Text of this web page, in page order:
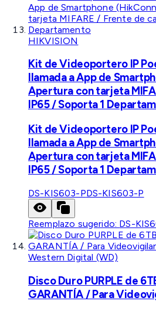
HIKVISION
Kit de Videoportero IP
llamada a App de
Apertura con tarjeta
IP65 / Soporta 1
Kit de Videoportero IP
llamada a App de
Apertura con tarjeta
IP65 / Soporta 1
DS-KIS603-PDS-KIS603-P
Reemplazo sugerido: DS-
Western Digital (WD)
Disco Duro PURPLE de
GARANTÍA / Para